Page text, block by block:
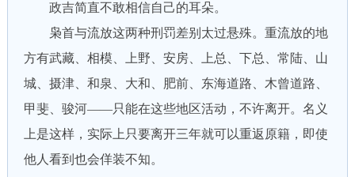
政吉简直不敢相信自己的耳朵。
枭首与流放这两种刑罚差别太过悬殊。重流放的地
方有武藏、相模、上野、安房、上总、下总、常陆、山
城、摄津、和泉、大和、肥前、东海道路、木曾道路、
甲斐、骏河——只能在这些地区活动，不许离开。名义
上是这样，实际上只要离开三年就可以重返原籍，即使
他人看到也会佯装不知。